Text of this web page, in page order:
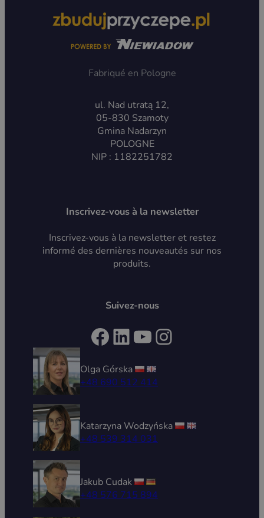
Fabriqué en Pologne
ul. Nad utratą 12,
05-830 Szamoty
Gmina Nadarzyn
POLOGNE
NIP : 1182251782
Inscrivez-vous à la newsletter
Inscrivez-vous à la newsletter et restez
informé des dernières nouveautés sur nos
produits.
Suivez-nous
Facebook LinkedIn YouTube Instagram
Olga Górska
+48 690 512 414
Katarzyna Wodzyńska
+48 539 314 031
Jakub Cudak
+48 576 715 894